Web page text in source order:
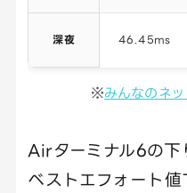
深夜 46.45ms
※みんなのネ
Airターミナル6の
ベストエフォート